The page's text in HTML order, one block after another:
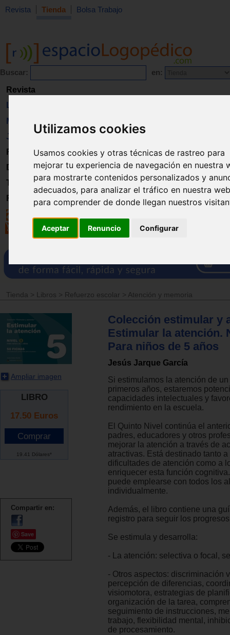
Utilizamos cookies
Usamos cookies y otras técnicas de rastreo para
mejorar tu experiencia de navegación en nuestra
para mostrarte contenidos personalizados y
adecuados, para analizar el tráfico en nuestra
para comprender de donde llegan nuestros
Aceptar Renuncio Configurar
Revista Tienda Bolsa Trabajo
Buscar: en:
Revista
Libros
Material
Juguetes
Formación
Directorio
Trabajo
Registro
Tienda > Libros > Refuerzo escolar > Atención y memoria
Ampliar imagen
LIBRO
17.50 Euros
19.41 Dólares*
Compartir en:
Save
Colección estimular y
Estimular la atención.
Para niños de 5 años
Jesús Jarque García
Si estimulamos la atención de
primeros años, estaremos
capacidades intelectuales y
rendimiento en la escuela.
El Quinto Nivel continúa el
padres, educadores y otros
mejorar la atención a través de
atractivas. Está destinado tanto
dificultades de atención como a
enriquecer esta función
puede emplearse con todos los
individualmente.
Además, el libro contiene una
registro para seguir los
Se estimula y desarrolla:
- La atención: selectiva o focal,
- Otros aspectos: discriminación
percepción de diferencias,
visiomotora, estrategias de
organización de la tarea,
seguimiento de instrucciones,
trabajo, flexibilidad mental,
de procesamiento.